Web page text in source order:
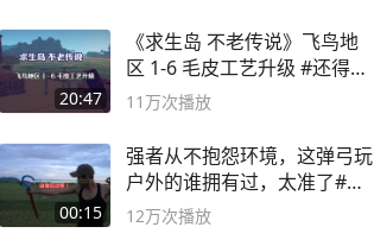
20:47
《求生岛 不老传说》飞鸟地
区 1-6 毛皮工艺升级 #还得是
主机大作
11万次播放
00:15
强者从不抱怨环境，这弹弓玩
户外的谁拥有过，太准了#弹
弓#户外
12万次播放